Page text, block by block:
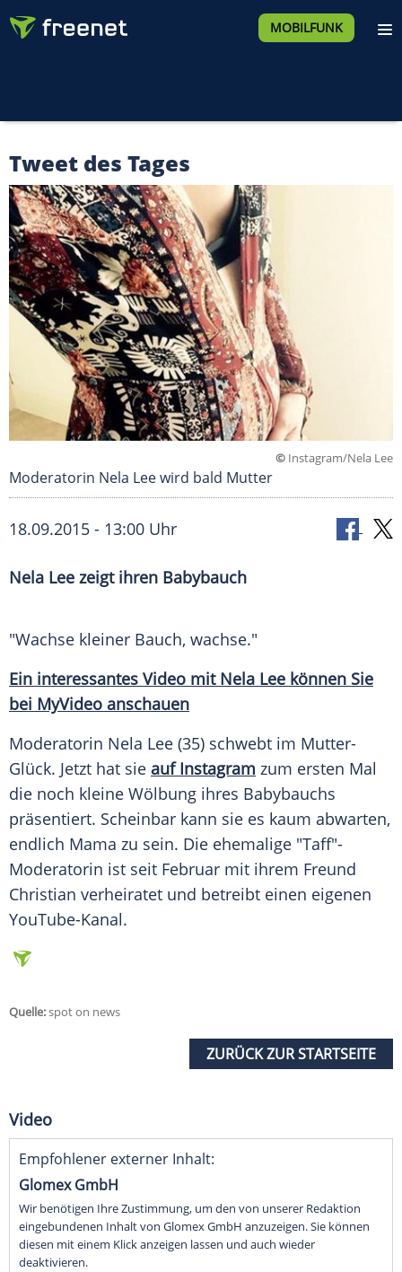
MOBILFUNK
Tweet des Tages
© Instagram/Nela Lee
Moderatorin Nela Lee wird bald Mutter
18.09.2015 - 13:00 Uhr
Nela Lee zeigt ihren Babybauch
"Wachse kleiner Bauch, wachse."
Ein interessantes Video mit Nela Lee können Sie
bei MyVideo anschauen
Moderatorin Nela Lee (35) schwebt im Mutter-
Glück. Jetzt hat sie auf Instagram zum ersten Mal
die noch kleine Wölbung ihres Babybauchs
präsentiert. Scheinbar kann sie es kaum abwarten,
endlich Mama zu sein. Die ehemalige "Taff"-
Moderatorin ist seit Februar mit ihrem Freund
Christian verheiratet und betreibt einen eigenen
YouTube-Kanal.
Quelle:spot on news
ZURÜCK ZUR STARTSEITE
Video
Empfohlener externer Inhalt:
Glomex GmbH
Wir benötigen Ihre Zustimmung, um den von unserer Redaktion
eingebundenen Inhalt von Glomex GmbH anzuzeigen. Sie können
diesen mit einem Klick anzeigen lassen und auch wieder
deaktivieren.